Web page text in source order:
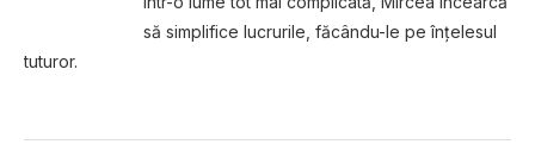
să simplifice lucrurile, făcându-le pe înțelesul
tuturor.